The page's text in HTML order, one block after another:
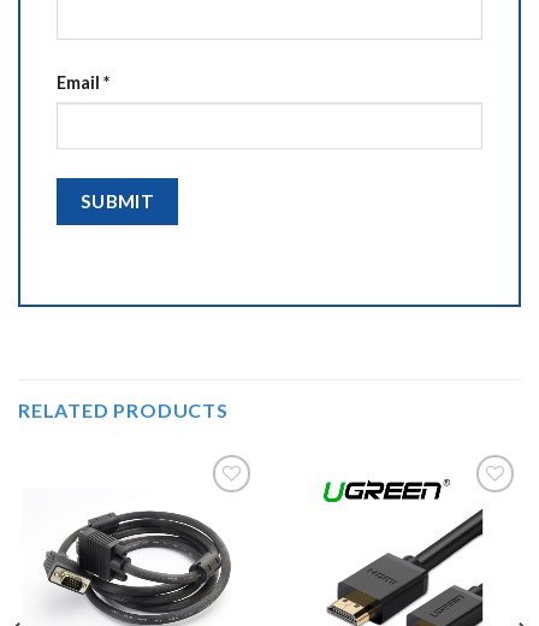
Email *
RELATED PRODUCTS
Añadir
a la
lista de
deseos
Añadir
lista de
deseos